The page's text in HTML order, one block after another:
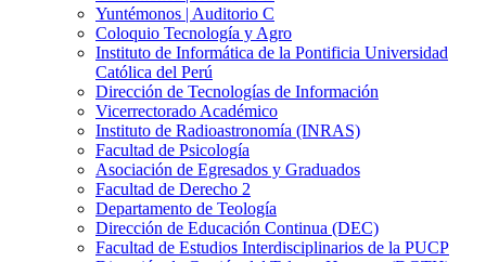
Yuntémonos | Auditorio C
Coloquio Tecnología y Agro
Instituto de Informática de la Pontificia Universidad
Católica del Perú
Dirección de Tecnologías de Información
Vicerrectorado Académico
Instituto de Radioastronomía (INRAS)
Facultad de Psicología
Asociación de Egresados y Graduados
Facultad de Derecho 2
Departamento de Teología
Dirección de Educación Continua (DEC)
Facultad de Estudios Interdisciplinarios de la PUCP